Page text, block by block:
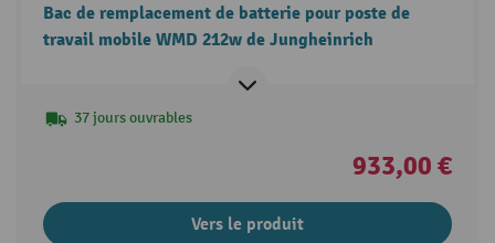
Bac de remplacement de batterie pour poste de
travail mobile WMD 212w de Jungheinrich
37 jours ouvrables
933,00 €
Vers le produit